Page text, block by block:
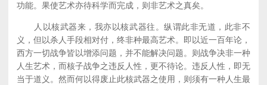
功能。果使艺术亦待科学而完成，则非艺术之真矣。
人以核武器来，我亦以核武器往。纵谓此非无道，此非不
义，但以杀人手段相对付，终非种最高艺术。即以近一百年论，
西方一切战争皆以增添问题，并不能解决问题。则战争决非一种
人生艺术，而核子战争之违反人性，更不待论。违反人性，即无
当于道义。然而何以得废止此核武器之使用，则须有一种人生最